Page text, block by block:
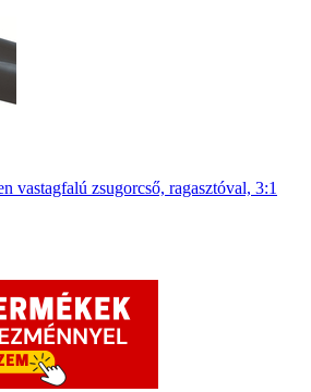
vastagfalú zsugorcső, ragasztóval, 3:1